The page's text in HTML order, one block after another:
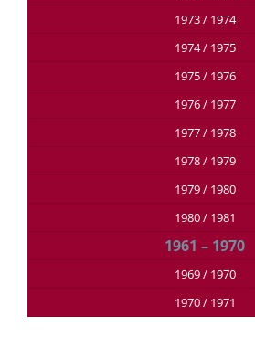
1973 / 1974
1974 / 1975
1975 / 1976
1976 / 1977
1977 / 1978
1978 / 1979
1979 / 1980
1980 / 1981
1961 – 1970
1969 / 1970
1970 / 1971